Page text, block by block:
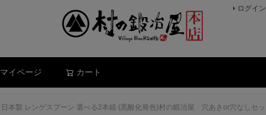
ログイン
マイページ カート
日本製 レンゲスプーン 選べる2本組 (黒酸化発色)村の鍛冶屋 穴あきor穴なし